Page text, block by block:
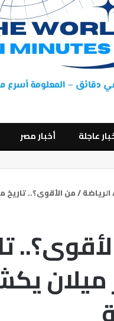
عاجلة أخبار مصر
الرياضة/من الأقوى؟.. تاريخ
ميلان